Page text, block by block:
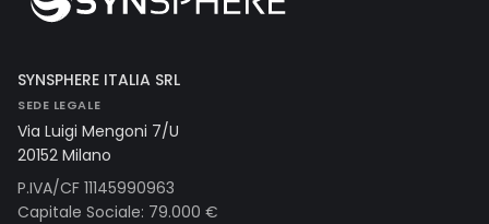
SYNSPHERE ITALIA SRL
SEDE LEGALE
Via Luigi Mengoni 7/U
20152 Milano
P.IVA/CF 11145990963
Capitale Sociale: 79.000 €